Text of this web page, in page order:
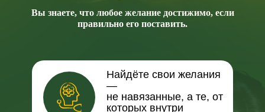
Вы знаете, что любое желание достижимо, если
правильно его поставить.
Найдёте свои желания
—
не навязанные, а те, от
которых внутри